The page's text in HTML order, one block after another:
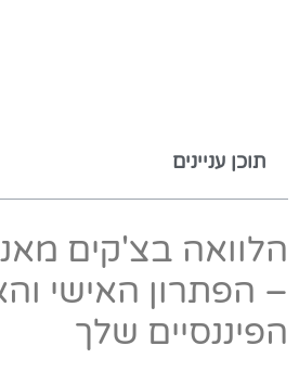
תוכן עניינים
הלוואה בצ'קים
– הפתרון האישי
הפיננסיים שלך